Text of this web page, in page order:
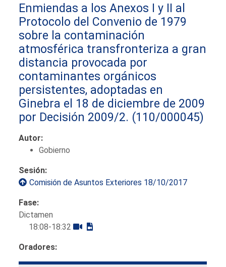
Enmiendas a los Anexos I y II al
Protocolo del Convenio de 1979
sobre la contaminación
atmosférica transfronteriza a gran
distancia provocada por
contaminantes orgánicos
persistentes, adoptadas en
Ginebra el 18 de diciembre de 2009
por Decisión 2009/2. (110/000045)
Autor:
Gobierno
Sesión:
Comisión de Asuntos Exteriores 18/10/2017
Fase:
Dictamen
18:08-18:32
Oradores: